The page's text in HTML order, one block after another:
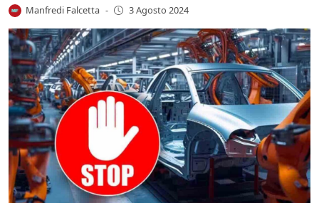
Manfredi Falcetta - 3 Agosto 2024